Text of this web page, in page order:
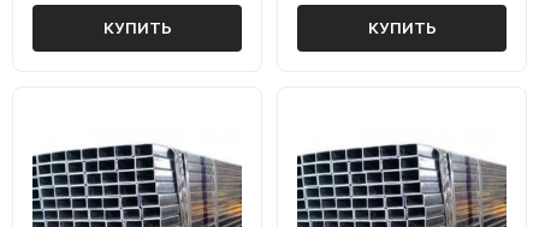
КУПИТЬ КУПИТЬ